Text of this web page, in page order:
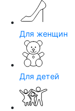
Для женщин
Для детей